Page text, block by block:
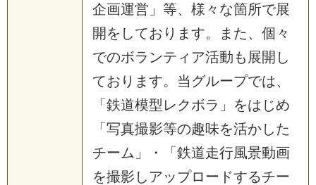
企画運営」等、様々な箇所で展
開をしております。また、個々
でのボランティア活動も展開し
ております。当グループでは、
「鉄道模型レクボラ」をはじめ
「写真撮影等の趣味を活かした
チーム」・「鉄道走行風景動画
を撮影しアップロードするチー